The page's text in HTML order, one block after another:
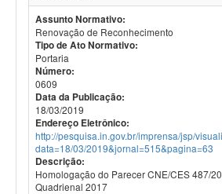
Assunto Normativo:
Renovação de Reconhecimento
Tipo de Ato Normativo:
Portaria
Número:
0609
Data da Publicação:
18/03/2019
Endereço Eletrônico:
http://pesquisa.in.gov.br/imprensa/jsp/
data=18/03/2019&jornal=515&pagina=63
Descrição:
Homologação do Parecer CNE/CES 487/
Quadrienal 2017